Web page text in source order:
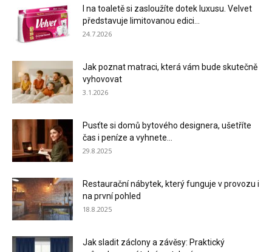
I na toaletě si zasloužíte dotek luxusu. Velvet
představuje limitovanou edici...
24.7.2026
Jak poznat matraci, která vám bude skutečně
vyhovovat
3.1.2026
Pusťte si domů bytového designera, ušetříte
čas i peníze a vyhnete...
29.8.2025
Restaurační nábytek, který funguje v provozu i
na první pohled
18.8.2025
Jak sladit záclony a závěsy: Praktický